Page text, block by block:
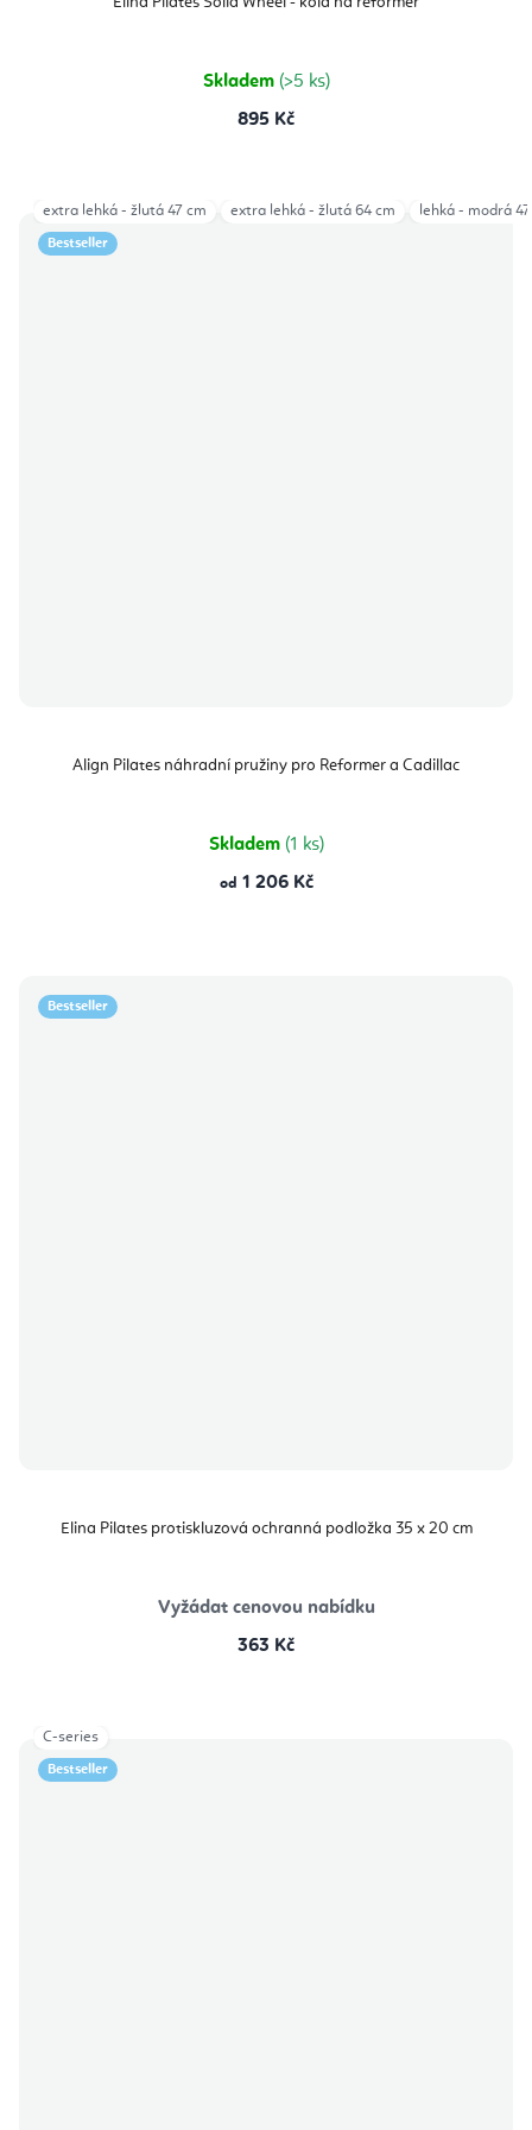
Skladem (>5 ks)
895 Kč
Bestseller
Align Pilates náhradní pružiny pro Reformer a Cadillac
Skladem (1 ks)
od 1 206 Kč
extra lehká - žlutá 47 cm extra lehká - žlutá 64 cm lehká - modrá
Bestseller
Elina Pilates protiskluzová ochranná podložka 35 x 20 cm
Vyžádat cenovou nabídku
363 Kč
Bestseller
C-series